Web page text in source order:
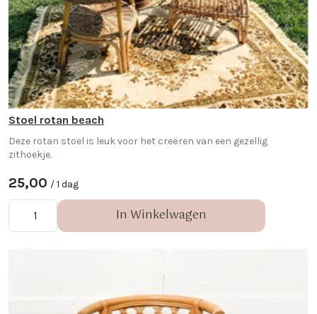
Stoel rotan beach
Deze rotan stoel is leuk voor het creëren van een gezellig
zithoekje.
25,00 / 1 dag
In Winkelwagen